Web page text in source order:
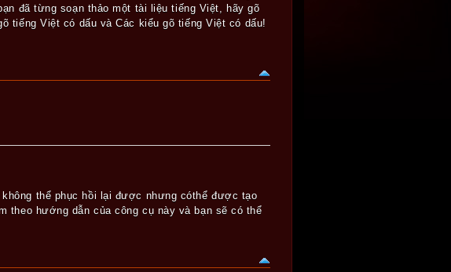
đã từng soạn thảo một tài liệu tiếng Việt, hãy gõ
tiếng Việt có dấu và Các kiểu gõ tiếng Việt có dấu!
thể phục hồi lại được nhưng cóthể được tạo
theo hướng dẫn của công cụ này và bạn sẽ có thể